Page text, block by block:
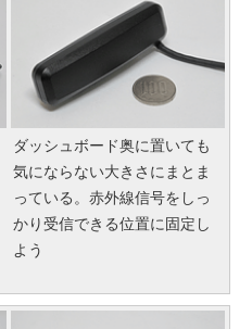
ダッシュボード奥に置いても
気にならない大きさにまとま
っている。赤外線信号をしっ
かり受信できる位置に固定し
よう